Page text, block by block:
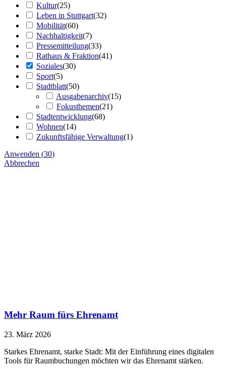
Kultur(25)
Leben in Stuttgart(32)
Mobilität(60)
Nachhaltigkeit(7)
Pressemitteilung(33)
Rathaus & Fraktion(41)
Soziales(30)
Sport(5)
Stadtblatt(50)
Ausgabenarchiv(15)
Fokusthemen(21)
Stadtentwicklung(68)
Wohnen(14)
Zukunftsfähige Verwaltung(1)
Anwenden (30)
Abbrechen
Mehr Raum fürs Ehrenamt
23. März 2026
Starkes Ehrenamt, starke Stadt: Mit der Einführung eines digitalen
Tools für Raumbuchungen möchten wir das Ehrenamt stärken.